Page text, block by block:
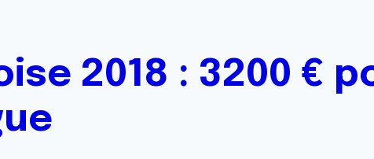
2018 : 3200 €